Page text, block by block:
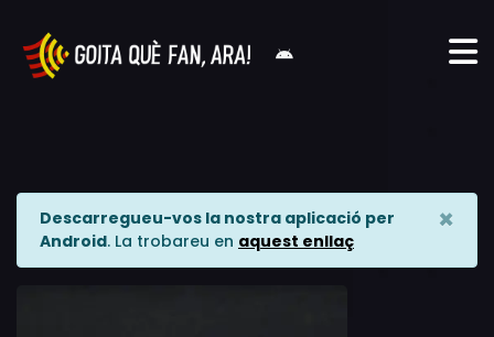
Descarregueu-vos la nostra aplicació per
Android. La trobareu en aquest enllaç
×